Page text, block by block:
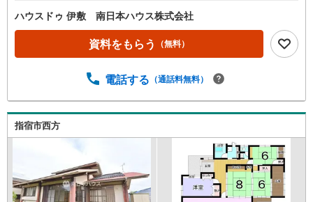
小学校まで徒歩10分●イチ押しポイント●・人気の平屋建
て！開聞岳や山々を望め、スローライフにいかがでしょう
か？・リビング勾配天井で開放感あり・オール電化・屋根
裏収納付・2025年1月 エコキュート入れ替え済・2015年1
グ・断熱リフォーム）・周辺にコンビニ、ドラッグスト
750m）・山川中学校まで徒歩23分（約1800m）・Panason
ic shop セブンプラザ山川店まで徒歩4分・コメリハード＆
グリーン山川店まで徒歩4分・ファミリーマートいぶすき山
川店まで徒歩5分・ジョイフル指宿山川店まで徒歩5分・JA
いぶすき 本所まで徒歩5分・ドラッグストアコスモス 山川
店まで徒歩7分 住宅ローンのご相談も承ります！お気軽に
ご相談ください
ハウスドゥ 伊敷 南日本ハウス株式会社
資料をもらう （無料）
電話する （通話料無料）
指宿市西方